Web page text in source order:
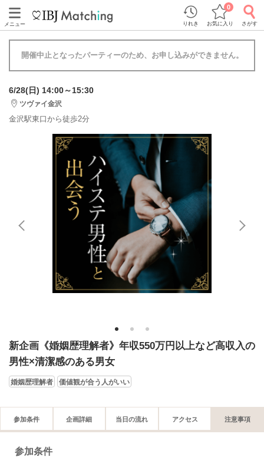
メニュー りれき お気に入り
0
さがす
開催中止となったパーティーのため、お申し込みができません。
6/28(日) 14:00～15:30
ツヴァイ金沢
金沢駅東口から徒歩2分
1 2 3
新企画《婚姻歴理解者》年収550万円以上など高収入の
男性×清潔感のある男女
婚姻歴理解者 価値観が合う人がいい
参加条件 企画詳細 当日の流れ アクセス 注意事項
参加条件